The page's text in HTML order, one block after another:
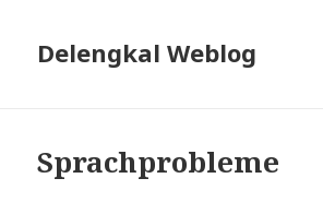
Delengkal Weblog
Sprachprobleme